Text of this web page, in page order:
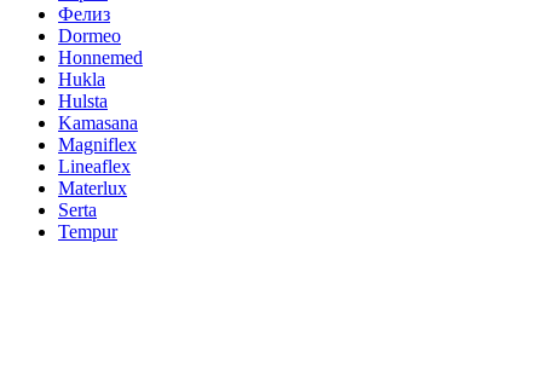
Фелиз
Dormeo
Honnemed
Hukla
Hulsta
Kamasana
Magniflex
Lineaflex
Materlux
Serta
Tempur